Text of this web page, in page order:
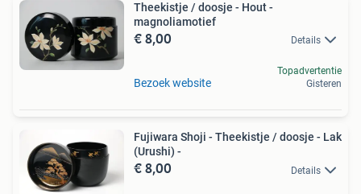
Theekistje / doosje - Hout -
magnoliamotief
€ 8,00 Details
Bezoek website
Topadvertentie
Gisteren
Fujiwara Shoji - Theekistje / doosje - Lak
(Urushi) -
€ 8,00 Details